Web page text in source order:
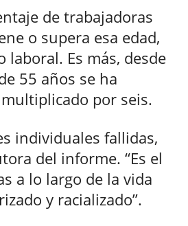
de trabajadoras
o supera esa edad,
Es más, desde
55 años se ha
por seis.
individuales fallidas,
del informe. “Es el
a lo largo de la vida
y racializado”.